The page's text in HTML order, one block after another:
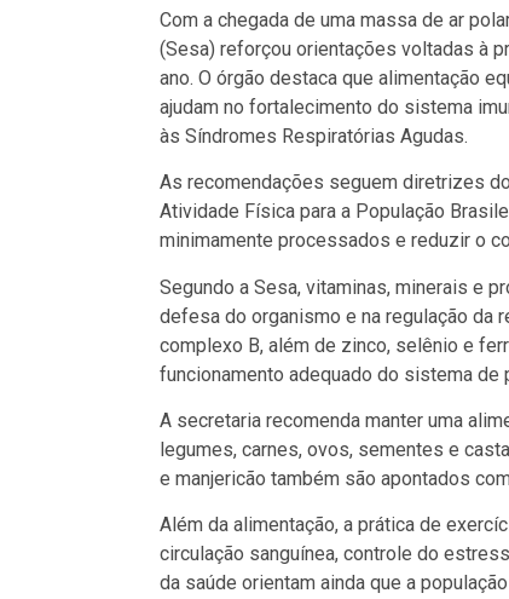
Com a chegada de uma massa de ar
(Sesa) reforçou orientações voltadas à
ano. O órgão destaca que alimentação
ajudam no fortalecimento do sistema
às Síndromes Respiratórias Agudas.
As recomendações seguem diretrizes
Atividade Física para a População
minimamente processados e reduzir o
Segundo a Sesa, vitaminas, minerais e
defesa do organismo e na regulação da
complexo B, além de zinco, selênio e
funcionamento adequado do sistema de
A secretaria recomenda manter uma
legumes, carnes, ovos, sementes e
e manjericão também são apontados
Além da alimentação, a prática de
circulação sanguínea, controle do
da saúde orientam ainda que a